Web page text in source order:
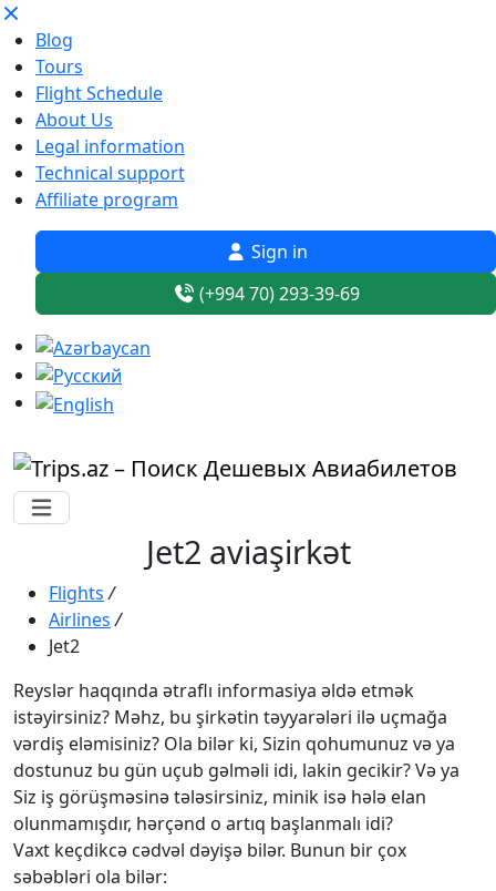
Blog
Tours
Flight Schedule
About Us
Legal information
Technical support
Affiliate program
Sign in
(+994 70) 293-39-69
Jet2 aviaşirkət
Flights /
Airlines /
Jet2
Reyslər haqqında ətraflı informasiya əldə etmək
istəyirsiniz? Məhz, bu şirkətin təyyarələri ilə uçmağa
vərdiş eləmisiniz? Ola bilər ki, Sizin qohumunuz və ya
dostunuz bu gün uçub gəlməli idi, lakin gecikir? Və ya
Siz iş görüşməsinə tələsirsiniz, minik isə hələ elan
olunmamışdır, hərçənd o artıq başlanmalı idi?
Vaxt keçdikcə cədvəl dəyişə bilər. Bunun bir çox
səbəbləri ola bilər: